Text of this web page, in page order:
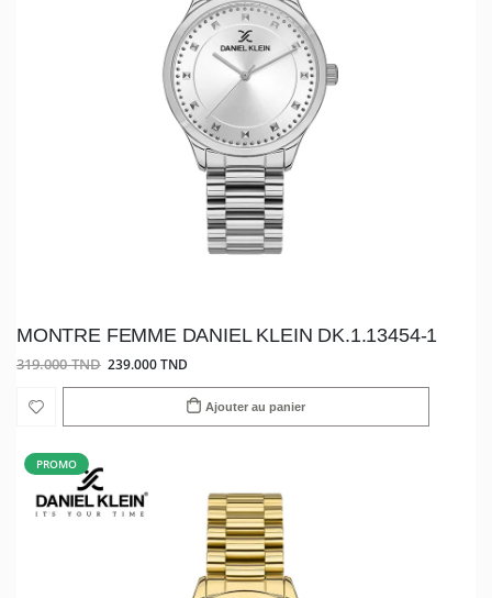
MONTRE FEMME DANIEL KLEIN DK.1.13454-1
319.000 TND 239.000 TND
Ajouter au panier
PROMO